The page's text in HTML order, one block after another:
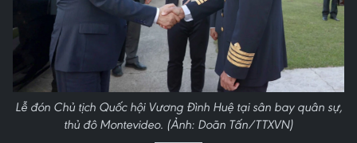
Lễ đón Chủ tịch Quốc hội Vương Đình Huệ tại sân bay quân sự,
thủ đô Montevideo. (Ảnh: Doãn Tấn/TTXVN)